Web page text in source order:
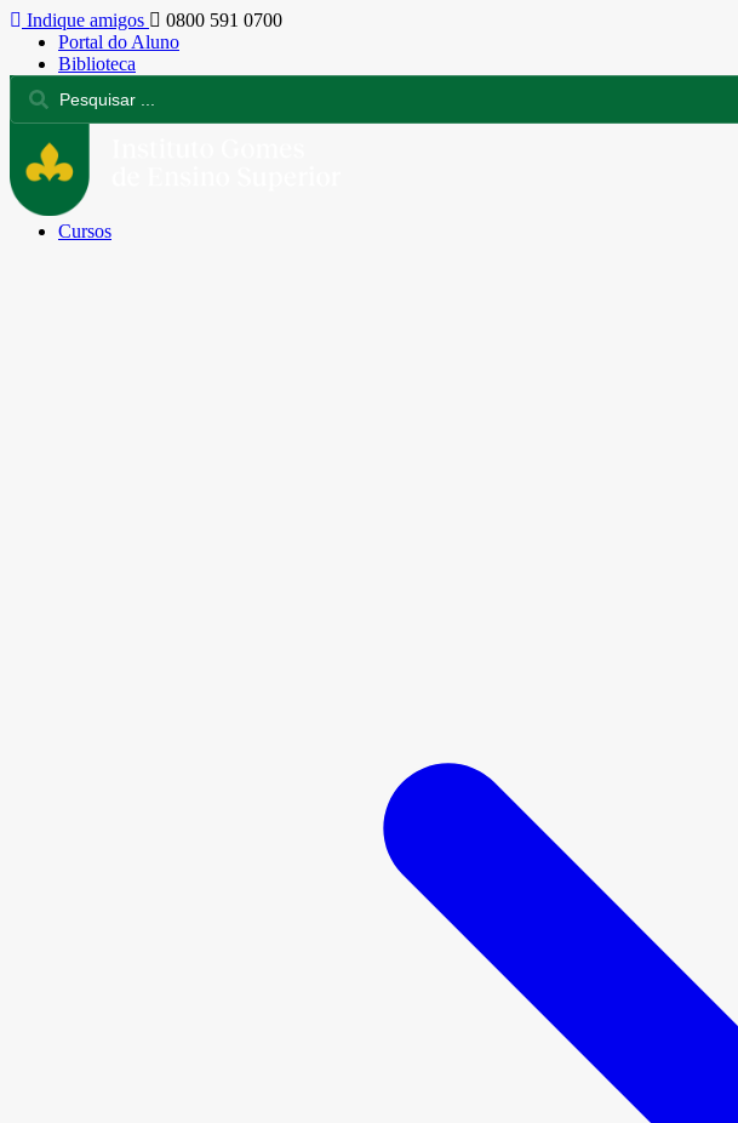
Indique amigos
0800 591 0700
Portal do Aluno
Biblioteca
Cursos